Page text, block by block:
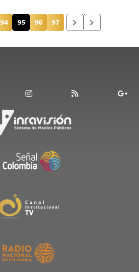
Página
94 Página actual
95 Página
96 Página
97